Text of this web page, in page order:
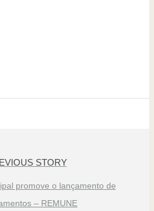
STORY
promove o lançamento de
– REMUNE